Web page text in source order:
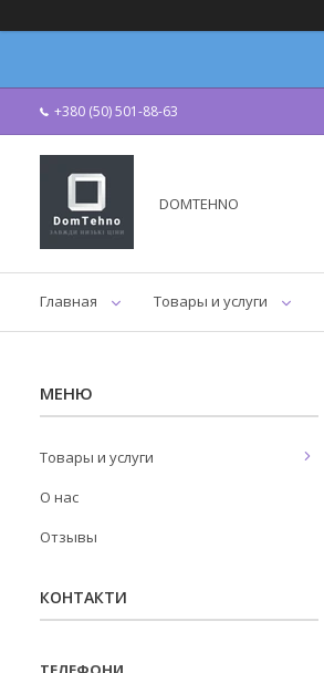
+380 (50) 501-88-63
DOMTEHNO
Главная Товары и услуги
Товары и услуги
О нас
Отзывы
КОНТАКТИ